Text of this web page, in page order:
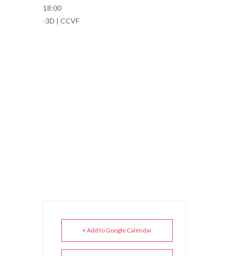
18:00
-3D | CCVF
+ Add to Google Calendar